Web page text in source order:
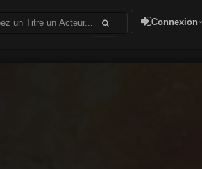
Connexion